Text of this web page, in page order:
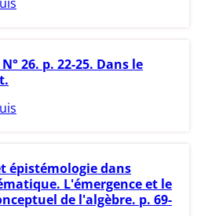
26. p. 22-25. Dans le
épistémologie dans
L'émergence et le
de l'algèbre. p. 69-